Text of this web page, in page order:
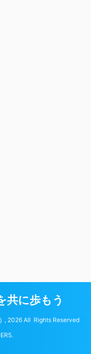
共に歩もう
, 2026 All Rights Reserved
.